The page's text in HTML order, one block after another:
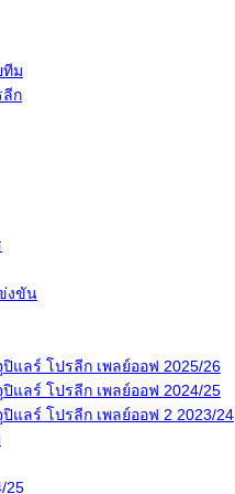
ทีม
ลีก
งขัน
แลร์ โปรลีก เพลย์ออฟ 2025/26
แลร์ โปรลีก เพลย์ออฟ 2024/25
แลร์ โปรลีก เพลย์ออฟ 2 2023/24
25